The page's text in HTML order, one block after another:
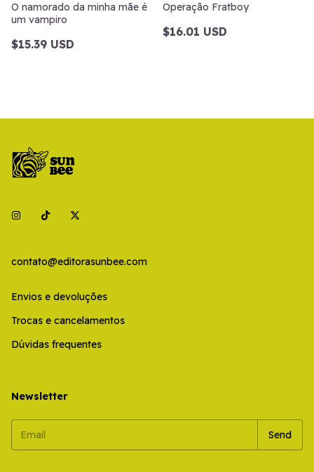
O namorado da minha mãe é
um vampiro
$15.39 USD
Operação Fratboy
$16.01 USD
contato@editorasunbee.com
Envios e devoluções
Trocas e cancelamentos
Dúvidas frequentes
Newsletter